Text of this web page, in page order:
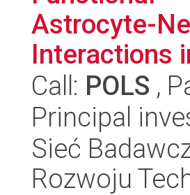
Astrocyte-
Interactions
Call: POLS ,
Principal
Sieć
Rozwoju